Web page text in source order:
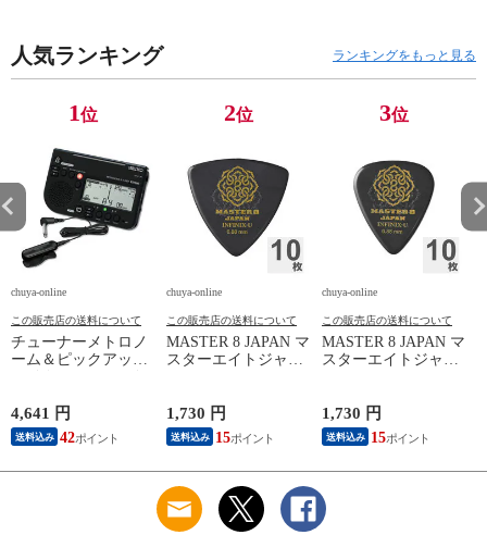
人気ランキング ランキングをもっと見る
1位
chuya-online
この販売店の送料について
チューナーメトロノ
ーム＆ピックアップ
スペシャルパック ブ
ラック
4,641 円
送料込み 42
2位
chuya-online
この販売店の送料について
MASTER 8 JAPAN マ
スターエイトジャパ
Polish TRIANGLE
0.88mm ギターピッ
ク×10枚
1,730 円
送料込み 15
3位
chuya-online
この販売店の送料について
MASTER 8 JAPAN マ
スターエイトジャパ
Polish TEARDROP
0.88mm ギターピッ
ク×10枚
1,730 円
送料込み 15